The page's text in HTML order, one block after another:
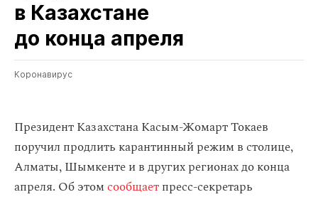
в Казахстане
до конца апреля
Коронавирус
Президент Казахстана Касым-Жомарт Токаев
поручил продлить карантинный режим в столице,
Алматы, Шымкенте и в других регионах до конца
апреля. Об этомсообщаетпресс-секретарь